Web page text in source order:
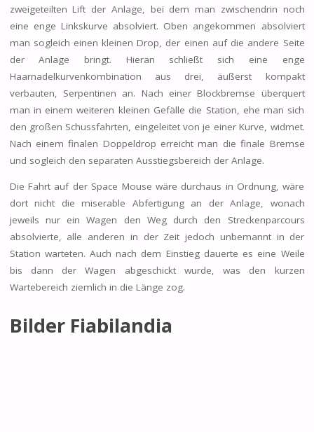
zweigeteilten Lift der Anlage, bei dem man zwischendrin noch
eine enge Linkskurve absolviert. Oben angekommen absolviert
man sogleich einen kleinen Drop, der einen auf die andere Seite
der Anlage bringt. Hieran schließt sich eine enge
Haarnadelkurvenkombination aus drei, äußerst kompakt
verbauten, Serpentinen an. Nach einer Blockbremse überquert
man in einem weiteren kleinen Gefälle die Station, ehe man sich
den großen Schussfahrten, eingeleitet von je einer Kurve, widmet.
Nach einem finalen Doppeldrop erreicht man die finale Bremse
und sogleich den separaten Ausstiegsbereich der Anlage.
Die Fahrt auf der Space Mouse wäre durchaus in Ordnung, wäre
dort nicht die miserable Abfertigung an der Anlage, wonach
jeweils nur ein Wagen den Weg durch den Streckenparcours
absolvierte, alle anderen in der Zeit jedoch unbemannt in der
Station warteten. Auch nach dem Einstieg dauerte es eine Weile
bis dann der Wagen abgeschickt wurde, was den kurzen
Wartebereich ziemlich in die Länge zog.
Bilder Fiabilandia